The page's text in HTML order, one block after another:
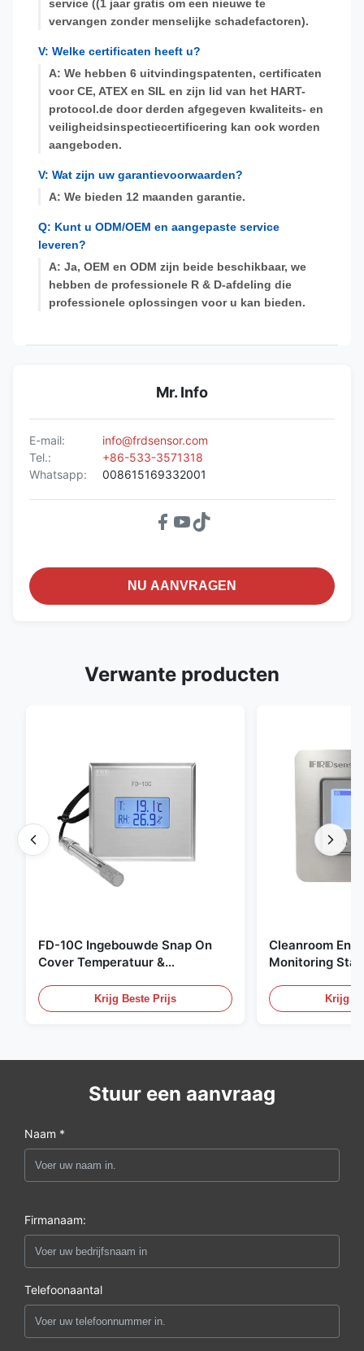
service ((1 jaar gratis om een nieuwe te
vervangen zonder menselijke schadefactoren).
V: Welke certificaten heeft u?
A: We hebben 6 uitvindingspatenten, certificaten
voor CE, ATEX en SIL en zijn lid van het HART-
protocol.de door derden afgegeven kwaliteits- en
veiligheidsinspectiecertificering kan ook worden
aangeboden.
V: Wat zijn uw garantievoorwaarden?
A: We bieden 12 maanden garantie.
Q: Kunt u ODM/OEM en aangepaste service
leveren?
A: Ja, OEM en ODM zijn beide beschikbaar, we
hebben de professionele R & D-afdeling die
professionele oplossingen voor u kan bieden.
Mr. Info
E-mail:
info@frdsensor.com
Tel.:
+86-533-3571318
Whatsapp:
008615169332001
NU AANVRAGEN
Verwante producten
FD-10C Ingebouwde Snap On
Cover Temperatuur &
roestvrijstalen monitor
Krijg Beste Prijs
Cleanroom
Monitoring
20mA/RS485
Fume Detection
Krijg
Stuur een aanvraag
Naam *
Firmanaam:
Telefoonaantal